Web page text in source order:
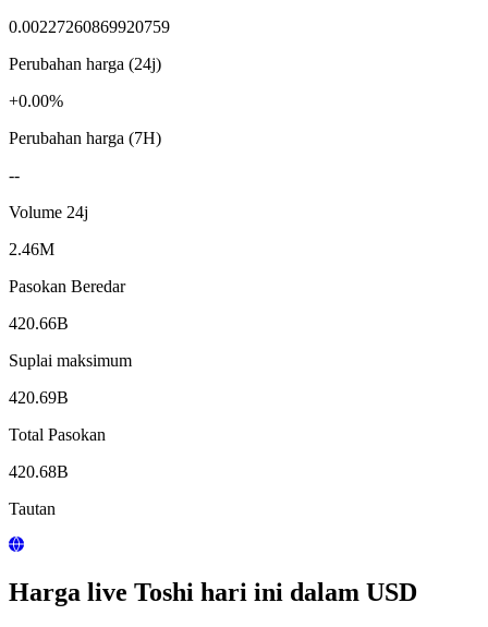
0.00227260869920759
Perubahan harga (24j)
+0.00%
Perubahan harga (7H)
--
Volume 24j
2.46M
Pasokan Beredar
420.66B
Suplai maksimum
420.69B
Total Pasokan
420.68B
Tautan
Harga live Toshi hari ini dalam USD